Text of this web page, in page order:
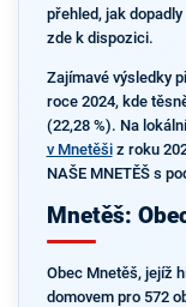
přehled, jak dopadly
zde k dispozici.
Zajímavé výsledky
roce 2024, kde
(22,28 %). Na
v Mnetěšiz roku
NAŠE MNETĚŠ s
Mnetěš:
Obec Mnetěš, jejíž
domovem pro 572